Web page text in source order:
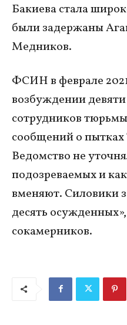
Бакиева стала
были задержаны
Медников.
ФСИН в феврале
возбуждении
сотрудников
сообщений о
Ведомство не
подозреваемых и
вменяют. Силовики
десять
сокамерников.